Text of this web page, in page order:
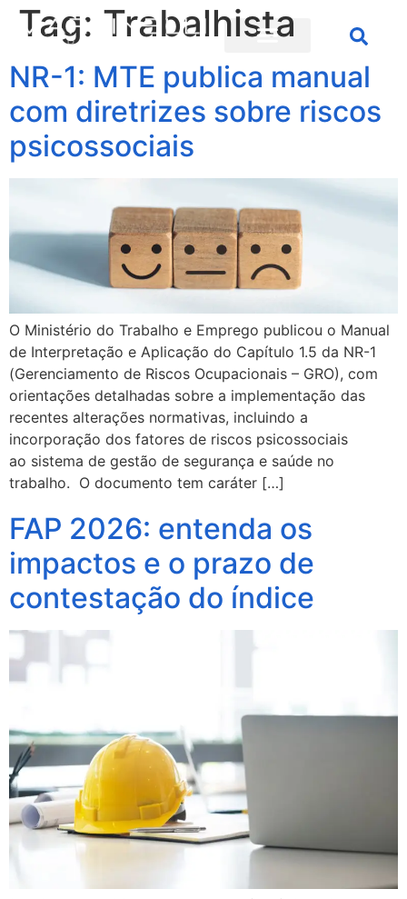
Tag: Trabalhista
NR-1: MTE publica manual
com diretrizes sobre riscos
psicossociais
O Ministério do Trabalho e Emprego publicou o Manual
de Interpretação e Aplicação do Capítulo 1.5 da NR-1
(Gerenciamento de Riscos Ocupacionais – GRO), com
orientações detalhadas sobre a implementação das
recentes alterações normativas, incluindo a
incorporação dos fatores de riscos psicossociais
ao sistema de gestão de segurança e saúde no
trabalho. O documento tem caráter […]
FAP 2026: entenda os
impactos e o prazo de
contestação do índice